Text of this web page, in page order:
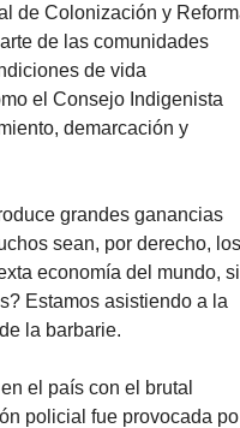
de Colonización y
de las comunidades
de vida
el Consejo Indigenista
demarcación y
grandes ganancias
sean, por derecho,
economía del mundo, si
Estamos asistiendo a la
la barbarie.
el país con el brutal
policial fue provocada